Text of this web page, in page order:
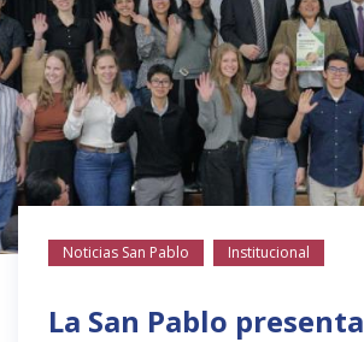
Noticias San Pablo Institucional
La San Pablo presenta